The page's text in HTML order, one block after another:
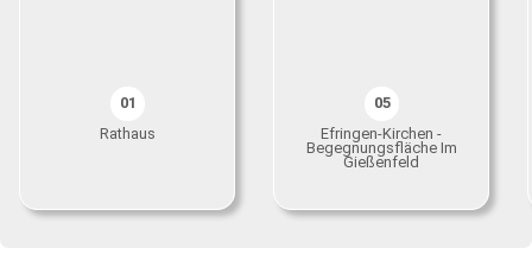
01
Rathaus
05
Efringen-Kirchen -
Begegnungsfläche Im
Gießenfeld